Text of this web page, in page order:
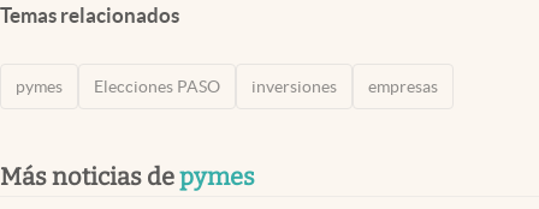
Temas relacionados
pymes Elecciones PASO inversiones empresas
Más noticias depymes